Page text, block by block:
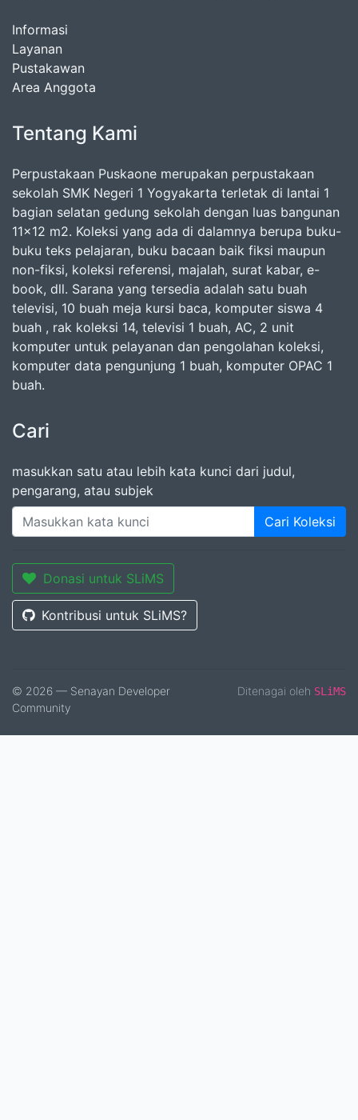
Informasi
Layanan
Pustakawan
Area Anggota
Tentang Kami
Perpustakaan Puskaone merupakan perpustakaan
sekolah SMK Negeri 1 Yogyakarta terletak di lantai 1
bagian selatan gedung sekolah dengan luas bangunan
11x12 m2. Koleksi yang ada di dalamnya berupa buku-
buku teks pelajaran, buku bacaan baik fiksi maupun
non-fiksi, koleksi referensi, majalah, surat kabar, e-
book, dll. Sarana yang tersedia adalah satu buah
televisi, 10 buah meja kursi baca, komputer siswa 4
buah , rak koleksi 14, televisi 1 buah, AC, 2 unit
komputer untuk pelayanan dan pengolahan koleksi,
komputer data pengunjung 1 buah, komputer OPAC 1
buah.
Cari
masukkan satu atau lebih kata kunci dari judul,
pengarang, atau subjek
Cari Koleksi
Donasi untuk SLiMS
Kontribusi untuk SLiMS?
© 2026 — Senayan Developer
Community
Ditenagai oleh SLiMS